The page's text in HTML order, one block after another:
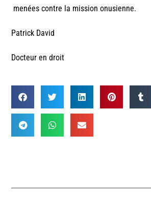
menées contre la mission onusienne.
Patrick David
Docteur en droit